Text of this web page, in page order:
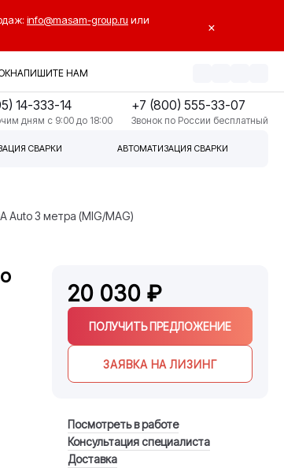
info@masam-group.ru или
×
НАПИШИТЕ НАМ
14-333-14
дням с 9:00 до 18:00
+7 (800) 555-33-07
Звонок по России бесплатный
СВАРКИ АВТОМАТИЗАЦИЯ СВАРКИ
Auto 3 метра (MIG/MAG)
20 030 ₽
ПОЛУЧИТЬ ПРЕДЛОЖЕНИЕ
ЗАЯВКА НА ЛИЗИНГ
Посмотреть в работе
Консультация специалиста
Доставка